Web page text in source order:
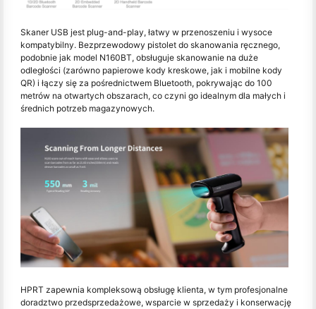
Skaner USB jest plug-and-play, łatwy w przenoszeniu i wysoce
kompatybilny. Bezprzewodowy pistolet do skanowania ręcznego,
podobnie jak model N160BT, obsługuje skanowanie na duże
odległości (zarówno papierowe kody kreskowe, jak i mobilne kody
QR) i łączy się za pośrednictwem Bluetooth, pokrywając do 100
metrów na otwartych obszarach, co czyni go idealnym dla małych i
średnich potrzeb magazynowych.
HPRT zapewnia kompleksową obsługę klienta, w tym profesjonalne
doradztwo przedsprzedażowe, wsparcie w sprzedaży i konserwację